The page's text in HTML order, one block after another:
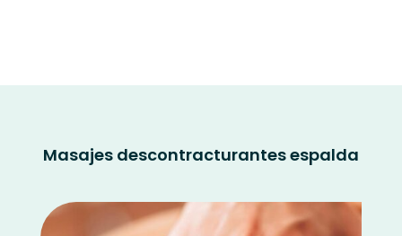
Masajes descontracturantes espalda